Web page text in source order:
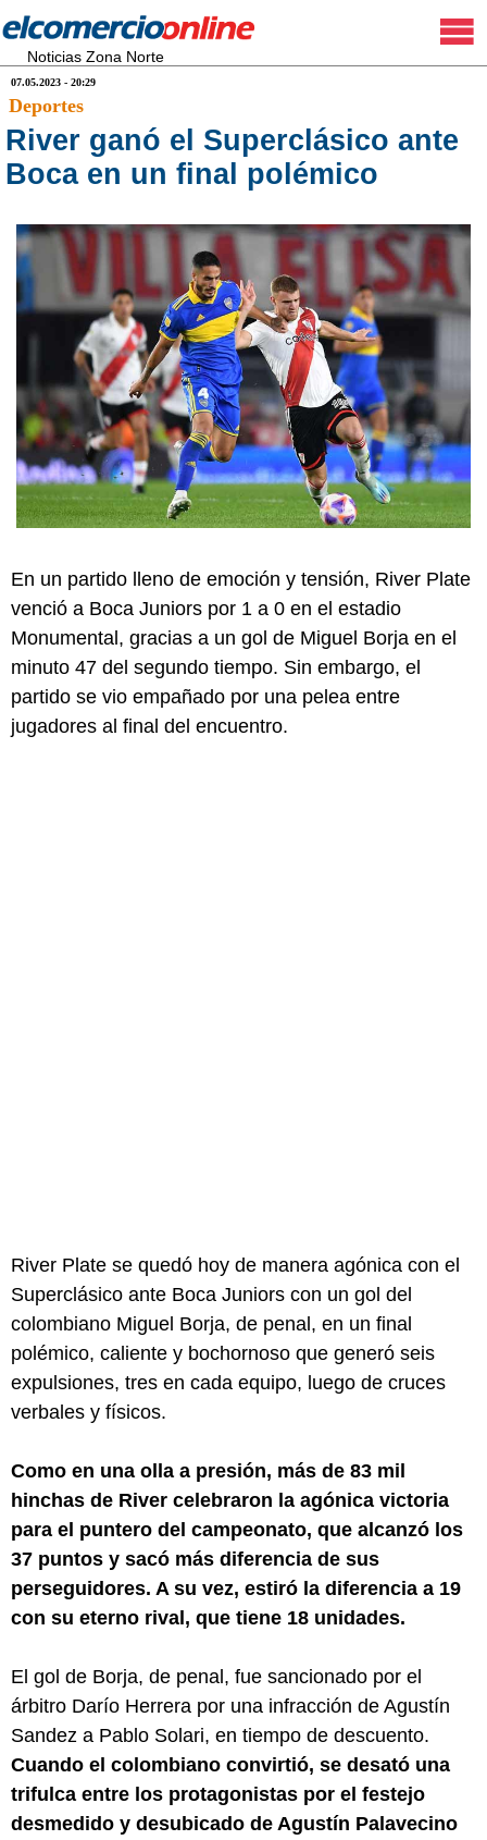
Noticias Zona Norte
07.05.2023 - 20:29
Deportes
River ganó el Superclásico ante
Boca en un final polémico
En un partido lleno de emoción y tensión, River Plate
venció a Boca Juniors por 1 a 0 en el estadio
Monumental, gracias a un gol de Miguel Borja en el
minuto 47 del segundo tiempo. Sin embargo, el
partido se vio empañado por una pelea entre
jugadores al final del encuentro.
River Plate se quedó hoy de manera agónica con el
Superclásico ante Boca Juniors con un gol del
colombiano Miguel Borja, de penal, en un final
polémico, caliente y bochornoso que generó seis
expulsiones, tres en cada equipo, luego de cruces
verbales y físicos.
Como en una olla a presión, más de 83 mil
hinchas de River celebraron la agónica victoria
para el puntero del campeonato, que alcanzó los
37 puntos y sacó más diferencia de sus
perseguidores. A su vez, estiró la diferencia a 19
con su eterno rival, que tiene 18 unidades.
El gol de Borja, de penal, fue sancionado por el
árbitro Darío Herrera por una infracción de Agustín
Sandez a Pablo Solari, en tiempo de descuento.
Cuando el colombiano convirtió, se desató una
trifulca entre los protagonistas por el festejo
desmedido y desubicado de Agustín Palavecino